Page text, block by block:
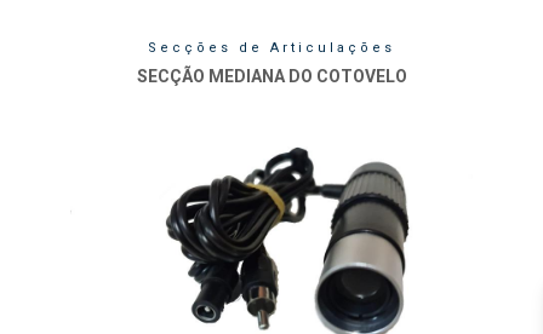
Secções de Articulações
SECÇÃO MEDIANA DO COTOVELO